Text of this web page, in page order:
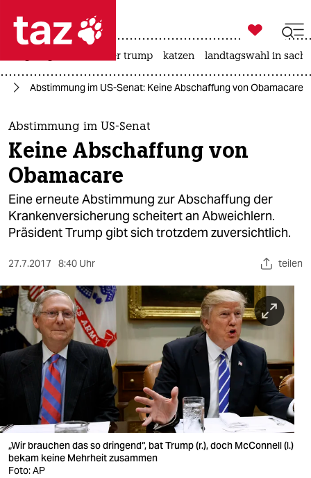
 taz zahl ich
taz zahl ich
themen
politik
öko
gesellschaft
sport
berlin
nord
wahrheit
verlag
verlag
veranstaltungen

taz zahl ich
usa unter trump katzen landtagswahl in
Abstimmung im US-Senat: Keine Abschaffung von Obamacare
Abstimmung im US-Senat
Keine Abschaffung von
Obamacare
Eine erneute Abstimmung zur Abschaffung der
Krankenversicherung scheitert an Abweichlern.
Präsident Trump gibt sich trotzdem zuversichtlich.
27.7.2017 8:40 Uhr teilen
„Wir brauchen das so dringend“, bat Trump (r.), doch McConnell (l.)
bekam keine Mehrheit zusammen
Foto: AP